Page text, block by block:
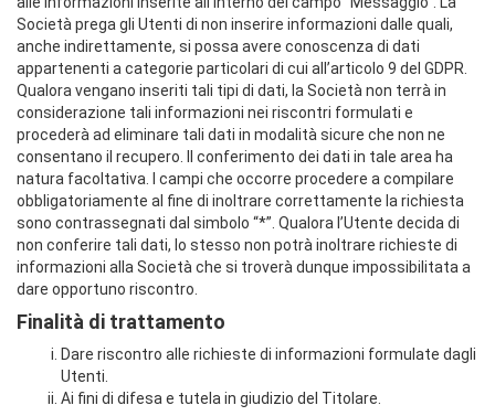
Società prega gli Utenti di non inserire informazioni dalle quali,
anche indirettamente, si possa avere conoscenza di dati
appartenenti a categorie particolari di cui all’articolo 9 del GDPR.
Qualora vengano inseriti tali tipi di dati, la Società non terrà in
considerazione tali informazioni nei riscontri formulati e
procederà ad eliminare tali dati in modalità sicure che non ne
consentano il recupero. Il conferimento dei dati in tale area ha
natura facoltativa. I campi che occorre procedere a compilare
obbligatoriamente al fine di inoltrare correttamente la richiesta
sono contrassegnati dal simbolo “*”. Qualora l’Utente decida di
non conferire tali dati, lo stesso non potrà inoltrare richieste di
informazioni alla Società che si troverà dunque impossibilitata a
dare opportuno riscontro.
Finalità di trattamento
Dare riscontro alle richieste di informazioni formulate dagli
Utenti.
Ai fini di difesa e tutela in giudizio del Titolare.